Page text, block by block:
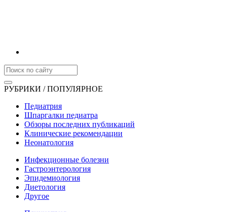
РУБРИКИ / ПОПУЛЯРНОЕ
Педиатрия
Шпаргалки педиатра
Обзоры последних публикаций
Клинические рекомендации
Неонатология
Инфекционные болезни
Гастроэнтерология
Эпидемиология
Диетология
Другое